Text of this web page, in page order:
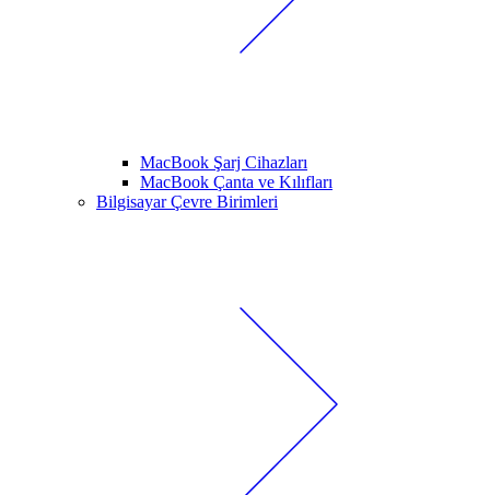
MacBook Şarj Cihazları
MacBook Çanta ve Kılıfları
Bilgisayar Çevre Birimleri